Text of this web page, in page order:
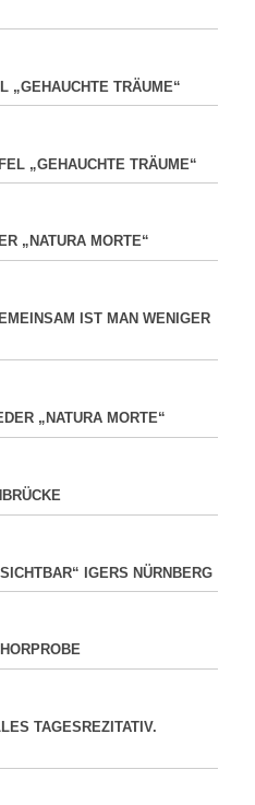
„GEHAUCHTE TRÄUME“
„GEHAUCHTE TRÄUME“
„NATURA MORTE“
IST MAN WENIGER
„NATURA MORTE“
IGERS NÜRNBERG
TAGESREZITATIV.